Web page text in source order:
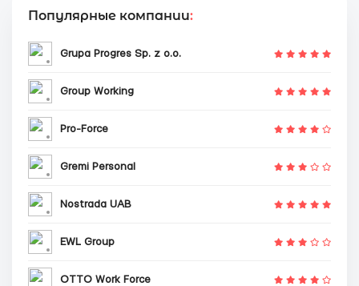
Популярные компании:
Grupa Progres Sp. z o.o.
Group Working
Pro-Force
Gremi Personal
Nostrada UAB
EWL Group
OTTO Work Force